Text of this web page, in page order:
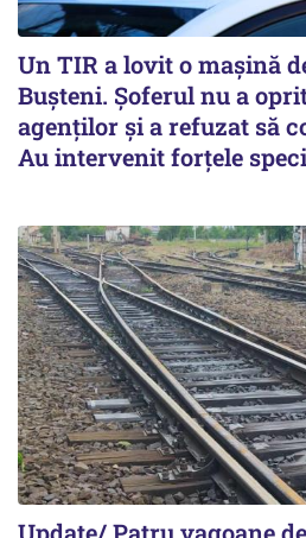
Un TIR a lovit o maşină
Buşteni. Şoferul nu a
agenţilor şi a refuzat să
Au intervenit forţele